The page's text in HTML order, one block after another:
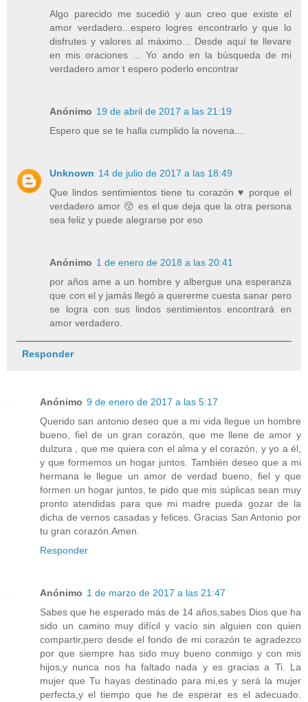
Algo parecido me sucedió y aun creo que existe el
amor verdadero...espero logres encontrarlo y que lo
disfrutes y valores al máximo... Desde aquí te llevare
en mis oraciones ... Yo ando en la búsqueda de mi
verdadero amor t espero poderlo encontrar
Anónimo 19 de abril de 2017 a las 21:19
Espero que se te halla cumplido la novena....
Unknown 14 de julio de 2017 a las 18:49
Que lindos sentimientos tiene tu corazón ♥ porque el
verdadero amor 😚 es el que deja que la otra persona
sea feliz y puede alegrarse por eso
Anónimo 1 de enero de 2018 a las 20:41
por años ame a un hombre y albergue una esperanza
que con el y jamás llegó a quererme cuesta sanar pero
se logra con sus lindos sentimientos encontrará en
amor verdadero.
Responder
Anónimo 9 de enero de 2017 a las 5:17
Querido san antonio deseo que a mi vida llegue un hombre
bueno, fiel de un gran corazón, que me llene de amor y
dulzura , que me quiera con el alma y el corazón, y yo a él,
y que formemos un hogar juntos. También deseo que a mi
hermana le llegue un amor de verdad bueno, fiel y que
formen un hogar juntos, te pido que mis súplicas sean muy
pronto atendidas para que mi madre pueda gozar de la
dicha de vernos casadas y felices. Gracias San Antonio por
tu gran corazón.Amen.
Responder
Anónimo 1 de marzo de 2017 a las 21:47
Sabes que he esperado más de 14 años,sabes Dios que ha
sido un camino muy difícil y vacío sin alguien con quien
compartir,pero desde el fondo de mi corazón te agradezco
por que siempre has sido muy bueno conmigo y con mis
hijos,y nunca nos ha faltado nada y es gracias a Ti. La
mujer que Tu hayas destinado para mi,es y será la mujer
perfecta,y el tiempo que he de esperar es el adecuado.